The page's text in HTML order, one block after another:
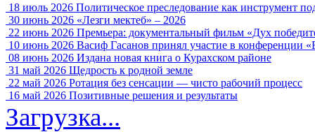
18 июль 2026 Политическое преследование как инструмент
30 июнь 2026 «Лезги мектеб» – 2026
22 июнь 2026 Премьера: документальный фильм «Дух
10 июнь 2026 Васиф Гасанов принял участие в конференции
08 июнь 2026 Издана новая книга о Курахском районе
31 май 2026 Щедрость к родной земле
22 май 2026 Ротация без сенсации — чисто рабочий процесс
16 май 2026 Позитивные решения и результаты
Загрузка...